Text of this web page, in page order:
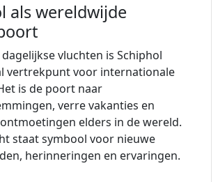
als wereldwijde
vluchten is Schiphol
vertrekpunt voor internationale
is de poort naar
verre vakanties en
elders in de wereld.
staat symbool voor nieuwe
herinneringen en ervaringen.